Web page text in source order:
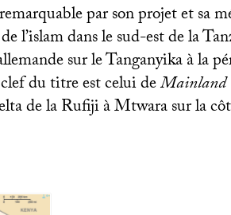
par son projet et sa
l’islam dans le sud-est de la
sur le Tanganyika à la
du titre est celui deMainland
de la Rufiji à Mtwara sur la